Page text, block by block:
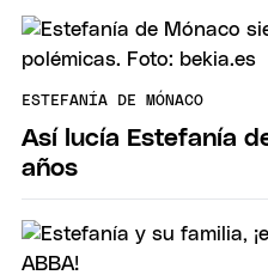
ESTEFANÍA DE MÓNACO
Así lucía Estefanía
años